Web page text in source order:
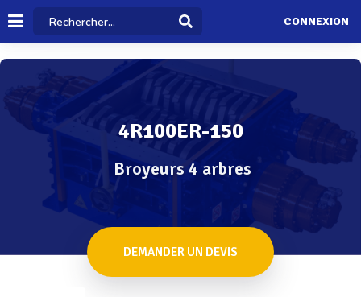
CONNEXION
4R100ER-150
Broyeurs 4 arbres
DEMANDER UN DEVIS